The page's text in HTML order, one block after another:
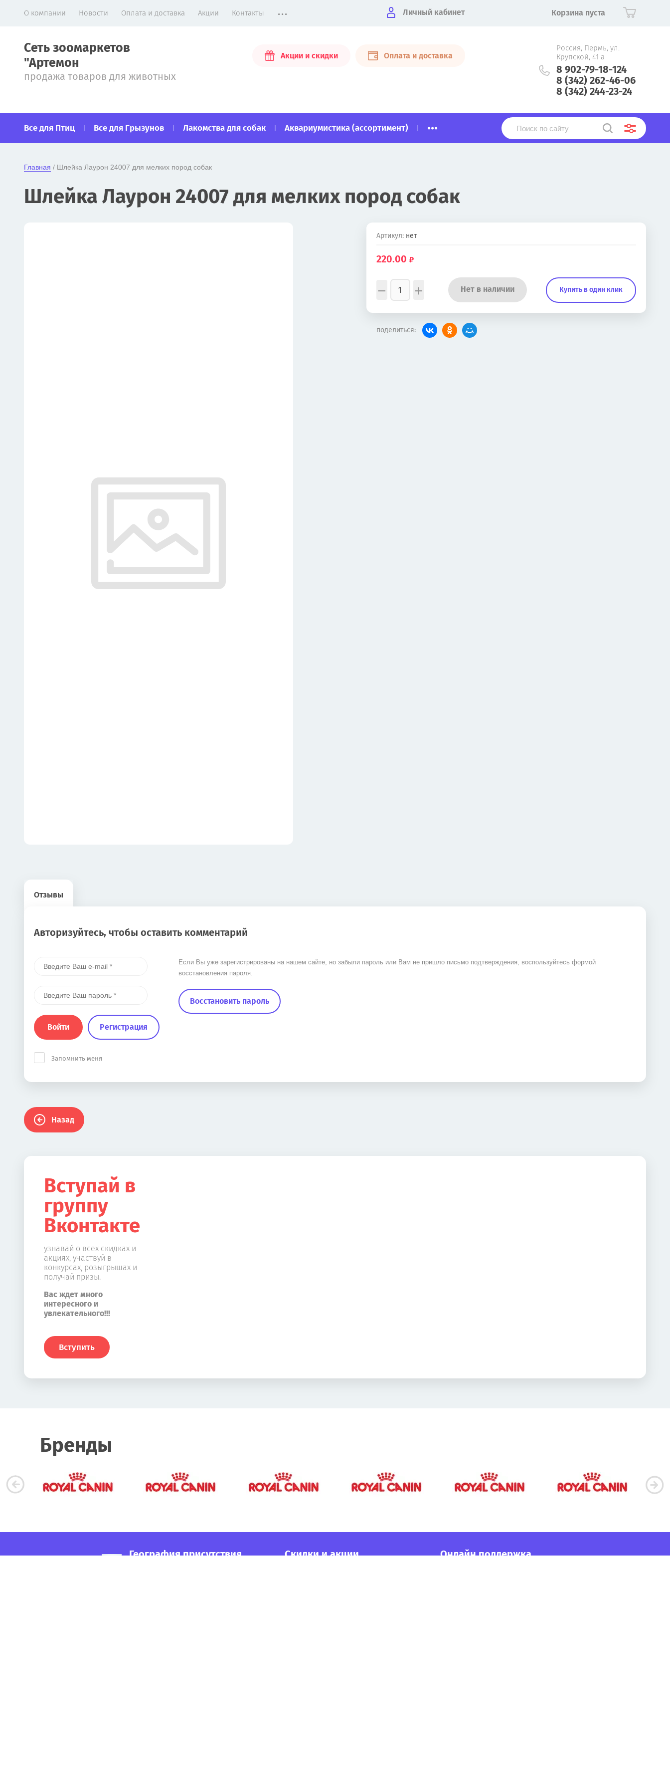
О компании Новости Оплата и доставка Акции Контакты ... Личный кабинет Корзина пуста
Сеть зоомаркетов
"Артемон
продажа товаров для животных
Акции и скидки Оплата и доставка
Россия, Пермь, ул.
Крупской, 41 а
8 902-79-18-124
8 (342) 262-46-06
8 (342) 244-23-24
Все для Птиц Все для Грызунов Лакомства для собак Аквариумистика (ассортимент) ...
Главная / Шлейка Лаурон 24007 для мелких пород собак
Шлейка Лаурон 24007 для мелких пород собак
Артикул:нет
220.00
− + Нет в наличии Купить в один клик
поделиться:
Отзывы
Авторизуйтесь, чтобы оставить комментарий
Войти Регистрация
Запомнить меня
Если Вы уже зарегистрированы на нашем сайте, но забыли пароль или Вам не пришло письмо подтверждения, воспользуйтесь формой
восстановления пароля.
Восстановить пароль
Назад
Вступай в
группу
Вконтакте
узнавай о всех скидках и
акциях, участвуй в
конкурсах, розыгрышах и
получай призы.
Вас ждет много
интересного и
увлекательного!!!
Вступить
Бренды
География присутствия Cкидки и акции Онлайн поддержка